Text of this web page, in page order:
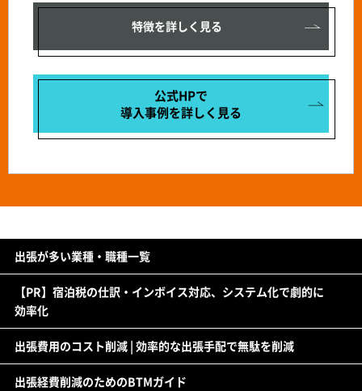
特徴を詳しく見る
公式HPで
導入事例を詳しく見る
出張が多い業種・職種一覧
【PR】宿泊税の仕訳・インボイス対応、システム化で劇的に
効率化
出張費用のコスト削減 | 効率的な出張手配で無駄を削減
出張経費削減のためのBTMガイド